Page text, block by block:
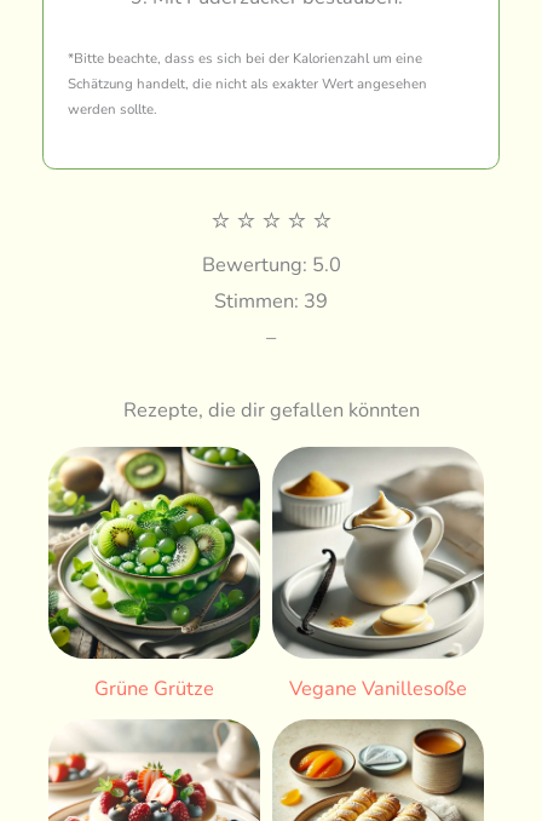
*Bitte beachte, dass es sich bei der Kalorienzahl um eine
Schätzung handelt, die nicht als exakter Wert angesehen
werden sollte.
⭐ ⭐ ⭐ ⭐ ⭐
Bewertung: 5.0
Stimmen: 39
–
Rezepte, die dir gefallen könnten
Grüne Grütze Vegane Vanillesoße